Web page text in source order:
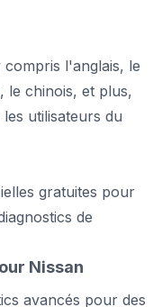
l'anglais, le
le chinois, et plus,
utilisateurs du
gratuites pour
de
Nissan
avancés pour des